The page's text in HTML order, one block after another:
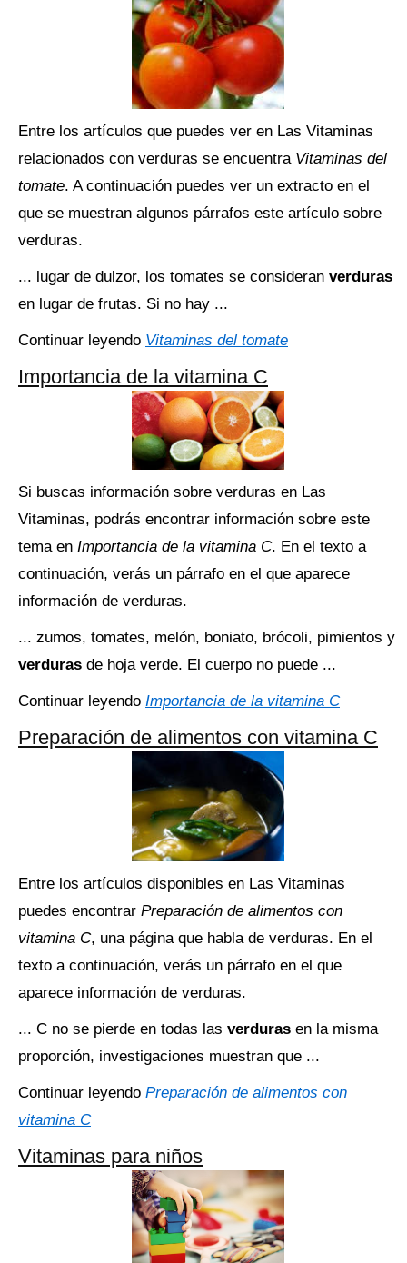
Entre los artículos que puedes ver en Las Vitaminas
relacionados con verduras se encuentra Vitaminas del
tomate. A continuación puedes ver un extracto en el
que se muestran algunos párrafos este artículo sobre
verduras.
... lugar de dulzor, los tomates se consideran verduras
en lugar de frutas. Si no hay ...
Continuar leyendo Vitaminas del tomate
Importancia de la vitamina C
Si buscas información sobre verduras en Las
Vitaminas, podrás encontrar información sobre este
tema en Importancia de la vitamina C. En el texto a
continuación, verás un párrafo en el que aparece
información de verduras.
... zumos, tomates, melón, boniato, brócoli, pimientos y
verduras de hoja verde. El cuerpo no puede ...
Continuar leyendo Importancia de la vitamina C
Preparación de alimentos con vitamina C
Entre los artículos disponibles en Las Vitaminas
puedes encontrar Preparación de alimentos con
vitamina C, una página que habla de verduras. En el
texto a continuación, verás un párrafo en el que
aparece información de verduras.
... C no se pierde en todas las verduras en la misma
proporción, investigaciones muestran que ...
Continuar leyendo Preparación de alimentos con
vitamina C
Vitaminas para niños